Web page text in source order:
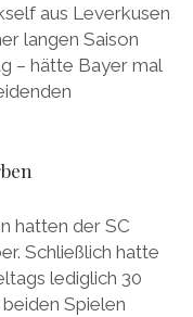
aus Leverkusen
langen Saison
– hätte Bayer mal
hatten der SC
Schließlich hatte
lediglich 30
Spielen